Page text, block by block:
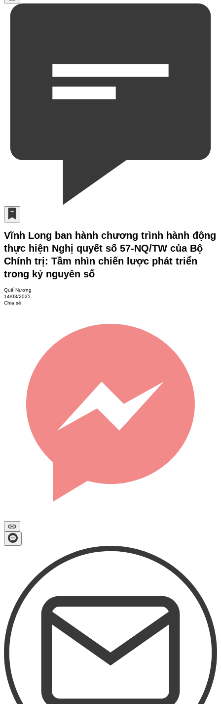
Vĩnh Long ban hành chương trình hành động
thực hiện Nghị quyết số 57-NQ/TW của Bộ
Chính trị: Tầm nhìn chiến lược phát triển
trong kỷ nguyên số
Quế Nương
14/03/2025
Chia sẻ